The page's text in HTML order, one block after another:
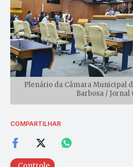
Plenário da Câmara Municipal
Barbosa / Jornal
COMPARTILHAR